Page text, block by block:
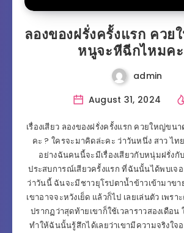
ลองของฝรั่งครั้งแรก คว
หนูจะหีฉีกไหมค
admin
August 31, 2024
เรื่องเสียว ลองของฝรั่งครั้งแรก ควยใหญ่ข
คะ ? ใครจะมาคิดล่ะคะ ว่าวันหนึ่ง สาว ไท
อย่างฉันคนนี้จะมีเรื่องเสียวกับหนุ่มฝรั่งกั
ประสบการณ์เสียวครั้งแรก ที่ฉันนั้นได้พบเจ
ว่าวันนี้ ฉันจะมีชาวยุโรปตาน้ำข้าวเข้ามาข
เขาอาจจะหวังเย็ด แล้วก็ไป เลยเล่นตัว เพรา
ปรากฏว่าสุดท้ายเขาก็ใช้เวลาราวสองเดือ
ทำให้ฉันนั้นรู้สึกได้เลยว่าเขามีความจริงใจ